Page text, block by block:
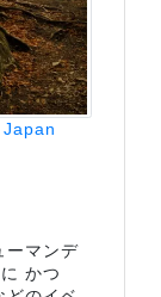
ーマンデ
かつ